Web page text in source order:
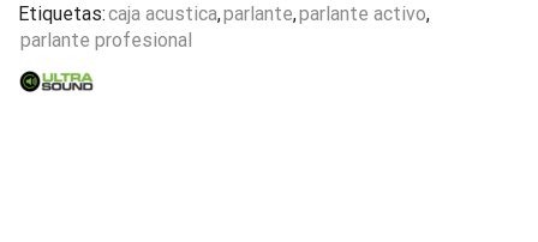
Etiquetas:caja acustica,parlante,parlante activo,
parlante profesional